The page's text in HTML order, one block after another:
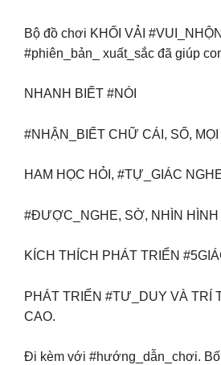
Bộ đồ chơi KHỐI VẢI
#phiên_bản_ xuất_sắc đã giúp
NHANH BIẾT #NÓI
#NHẬN_BIẾT CHỮ CÁI, SỐ,
HAM HỌC HỎI, #TỰ_GIÁC
#ĐƯỢC_NGHE, SỜ, NHÌN
KÍCH THÍCH PHÁT TRIỂN
PHÁT TRIỂN #TƯ_DUY VÀ TRÍ
CAO.
Đi kèm với #hướng_dẫn_chơi. Bố